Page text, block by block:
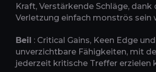
Kraft, Verstärkende Schläge, dank
Verletzung einfach monströs sein
Beil : Critical Gains, Keen Edge
unverzichtbare Fähigkeiten, mit
jederzeit kritische Treffer erzielen